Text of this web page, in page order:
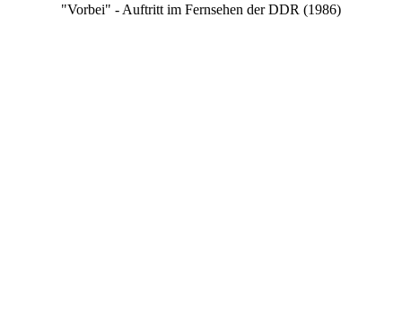
"Vorbei" - Auftritt im Fernsehen der DDR (1986)